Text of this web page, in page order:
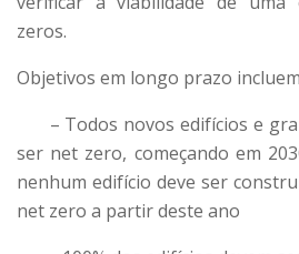
zeros.
Objetivos em longo prazo
– Todos novos edifícios e
ser net zero, começando em
nenhum edifício deve ser
net zero a partir deste ano